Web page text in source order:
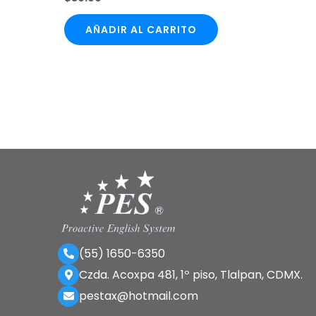
AÑADIR AL CARRITO
(55) 1650-6350
Czda. Acoxpa 481, 1º piso, Tlalpan, CDMX.
pestax@hotmail.com